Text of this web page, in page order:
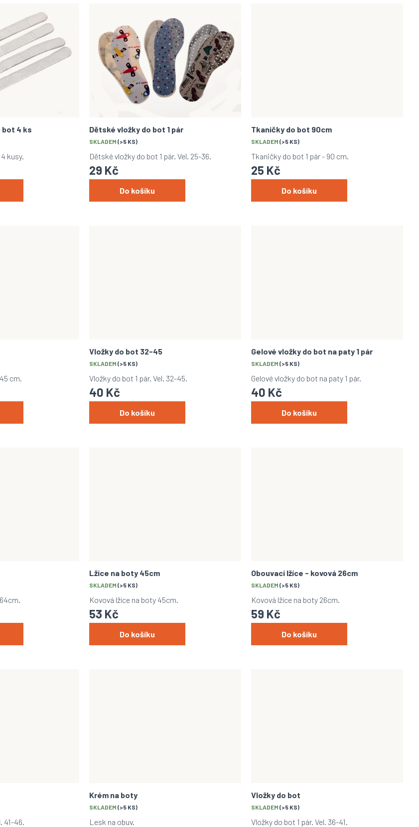
bot 4 ks
kusy.
Dětské vložky do bot 1 pár
SKLADEM (>5 KS)
29 Kč
Do košíku
Dětské vložky do bot 1 pár. Vel. 25-36.
Tkaničky do bot 90cm
SKLADEM (>5 KS)
25 Kč
Do košíku
Tkaničky do bot 1 pár - 90 cm.
cm.
Vložky do bot 32-45
SKLADEM (>5 KS)
40 Kč
Do košíku
Vložky do bot 1 pár. Vel. 32-45.
Gelové vložky do bot na paty 1 pár
SKLADEM (>5 KS)
40 Kč
Do košíku
Gelové vložky do bot na paty 1 pár.
Lžíce na boty 45cm
SKLADEM (>5 KS)
53 Kč
Do košíku
Kovová lžíce na boty 45cm.
Obouvací lžíce - kovová 26cm
SKLADEM (>5 KS)
59 Kč
Do košíku
Kovová lžíce na boty 26cm.
41-46.
Krém na boty
SKLADEM (>5 KS)
Lesk na obuv.
Vložky do bot
SKLADEM (>5 KS)
Vložky do bot 1 pár. Vel. 36-41.